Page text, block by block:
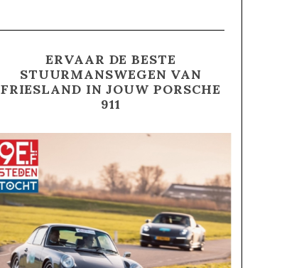
ERVAAR DE BESTE
STUURMANSWEGEN VAN
FRIESLAND IN JOUW PORSCHE
911